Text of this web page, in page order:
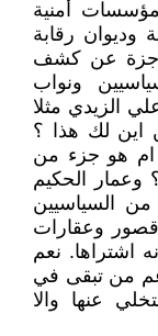
أمنية
رقابة
عن كشف
ونواب
الزيدي مثلا
اين لك هذا ؟
ام هو جزء من
وعمار الحكيم
السياسيين
وعقارات
اشتراها. نعم
من تبقى في
عنها والا